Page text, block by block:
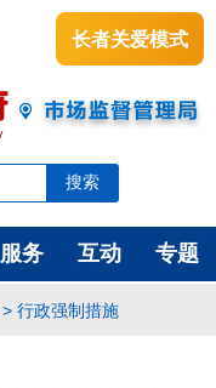
长者关爱模式
服务 互动 专题
> 行政强制措施